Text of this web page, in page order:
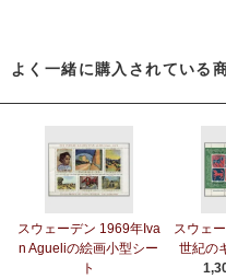
よく一緒に購入されている
スウェーデン 1969年Iva
n Agueliの絵画小型シー
ト
スウェ
世紀の